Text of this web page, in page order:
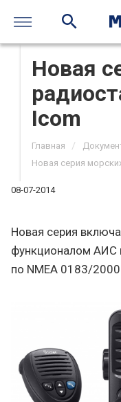
Новая
Icom
Главная /
Новая серия
08-07-2014
Новая серия
функционалом АИС
по NMEA 0183/